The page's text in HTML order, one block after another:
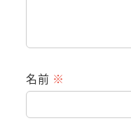
名前 ※